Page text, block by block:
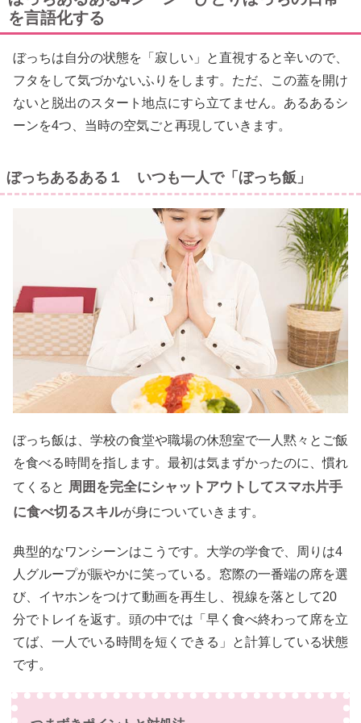
を言語化する
ぼっちは自分の状態を「寂しい」と直視すると辛いので、
フタをして気づかないふりをします。ただ、この蓋を開け
ないと脱出のスタート地点にすら立てません。あるあるシ
ーンを4つ、当時の空気ごと再現していきます。
ぼっちあるある１ いつも一人で「ぼっち飯」
ぼっち飯は、学校の食堂や職場の休憩室で一人黙々とご飯
を食べる時間を指します。最初は気まずかったのに、慣れ
てくると 周囲を完全にシャットアウトしてスマホ片手
に食べ切るスキルが身についていきます。
典型的なワンシーンはこうです。大学の学食で、周りは4
人グループが賑やかに笑っている。窓際の一番端の席を選
び、イヤホンをつけて動画を再生し、視線を落として20
分でトレイを返す。頭の中では「早く食べ終わって席を立
てば、一人でいる時間を短くできる」と計算している状態
です。